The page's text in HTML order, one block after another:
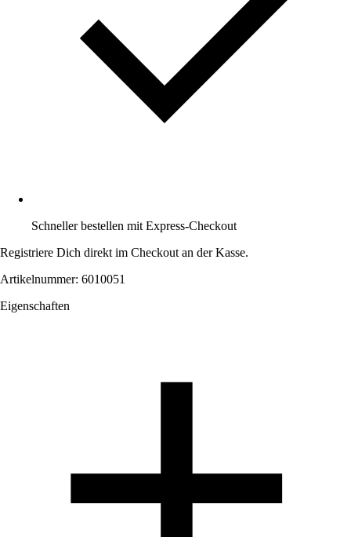
Schneller bestellen mit Express-Checkout
Registriere Dich direkt im Checkout an der Kasse.
Artikelnummer: 6010051
Eigenschaften